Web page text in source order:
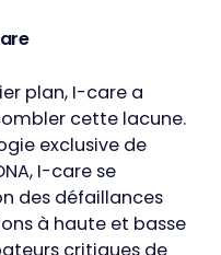
plan, I-care a
cette lacune.
exclusive de
I-care se
des défaillances
à haute et basse
critiques de